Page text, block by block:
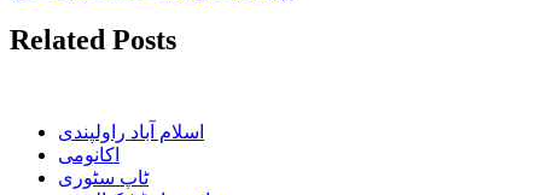
Related Posts
اسلام آباد راولپندی
اکانومی
ٹاپ سٹوری